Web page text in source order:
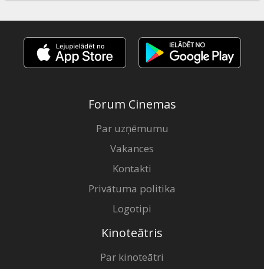
Forum Cinemas
Par uzņēmumu
Vakances
Kontakti
Privātuma politika
Logotipi
Kinoteātris
Par kinoteātri